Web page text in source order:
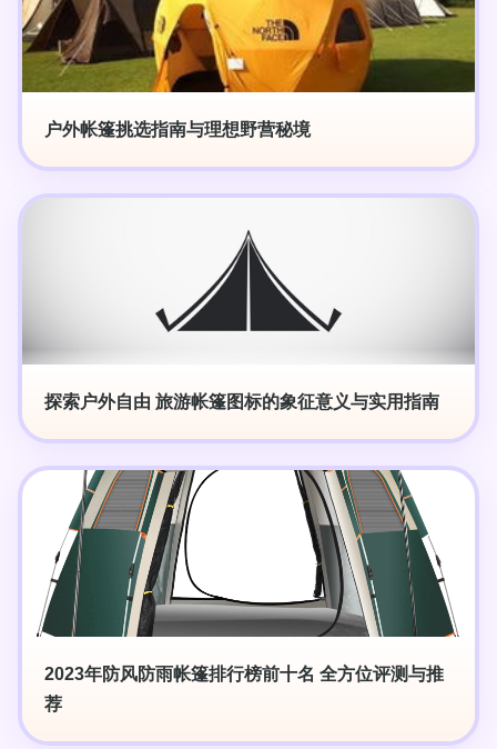
户外帐篷挑选指南与理想野营秘境
探索户外自由 旅游帐篷图标的象征意义与实用指南
2023年防风防雨帐篷排行榜前十名 全方位评测与推
荐